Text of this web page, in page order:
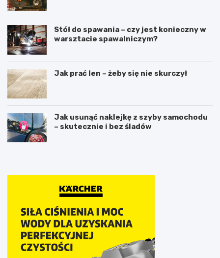
Stół do spawania – czy jest konieczny w
warsztacie spawalniczym?
Jak prać len – żeby się nie skurczył
Jak usunąć naklejkę z szyby samochodu
– skutecznie i bez śladów